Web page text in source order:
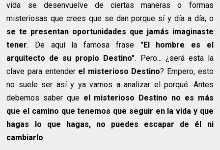
vida se desenvuelve de ciertas maneras o formas
misteriosas que crees que se dan porque sí y día a día, o
se te presentan oportunidades que jamás imaginaste
tener. De aquí la famosa frase "El hombre es el
arquitecto de su propio Destino". Pero... ¿será esta la
clave para entender el misterioso Destino? Empero, esto
no suele ser así y ya vamos a analizar el porqué. Antes
debemos saber que el misterioso Destino no es más
que el camino que tenemos que seguir en la vida y que
hagas lo que hagas, no puedes escapar de él ni
cambiarlo.